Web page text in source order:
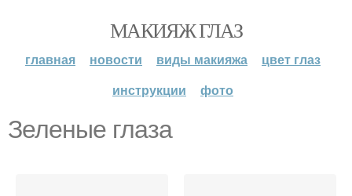
МАКИЯЖ ГЛАЗ
главная новости виды макияжа
цвет глаз
инструкции
фото
Зеленые глаза